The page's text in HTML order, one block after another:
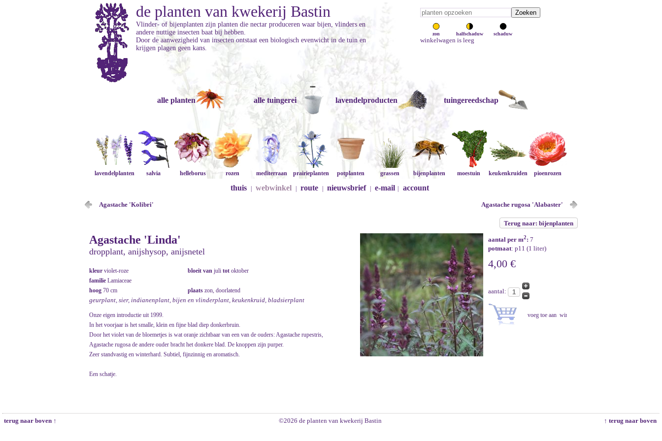
zon halfschaduw schaduw
winkelwagen is leeg
de planten van kwekerij Bastin
Vlinder- of bijenplanten zijn planten die nectar produceren waar bijen, vlinders en
andere nuttige insecten baat bij hebben.
Door de aanwezigheid van insecten ontstaat een biologisch evenwicht in de tuin en
krijgen plagen geen kans.
alle planten alle tuingerei lavendelproducten tuingereedschap
lavendelplanten salvia helleborus rozen mediterraan prairieplanten potplanten grassen bijenplanten moestuin keukenkruiden pioenrozen
thuis webwinkel route nieuwsbrief e-mail account
Agastache 'Kolibri' Agastache rugosa 'Alabaster'
Terug naar: bijenplanten
Agastache 'Linda'
dropplant, anijshysop, anijsnetel
kleur violet-roze bloeit van juli tot oktober
familie Lamiaceae
hoog 70 cm plaats zon, doorlatend
geurplant, sier, indianenplant, bijen en vlinderplant, keukenkruid, bladsierplant
Onze eigen introductie uit 1999.
In het voorjaar is het smalle, klein en fijne blad diep donkerbruin.
Door het violet van de bloemetjes is wat oranje zichtbaar van een van de ouders: Agastache rupestris,
Agastache rugosa de andere ouder bracht het donkere blad. De knoppen zijn purper.
Zeer standvastig en winterhard. Subtiel, fijnzinnig en aromatisch.
Een schatje.
aantal per m2: 7
potmaat: p11 (1 liter)
4,00 €
aantal:
terug naar boven ↑ ©2026 de planten van kwekerij Bastin ↑ terug naar boven